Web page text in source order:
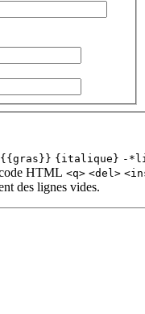
{{gras}} {italique} -
HTML <q> <del>
des lignes vides.